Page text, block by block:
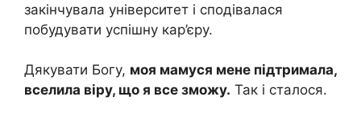
закінчувала університет і сподівалася
побудувати успішну кар’єру.
Дякувати Богу, моя мамуся мене підтримала,
вселила віру, що я все зможу. Так і сталося.